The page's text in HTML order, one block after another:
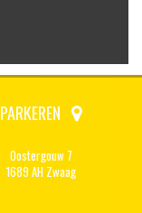
PARKEREN
Oostergouw 7
1689 AH Zwaag